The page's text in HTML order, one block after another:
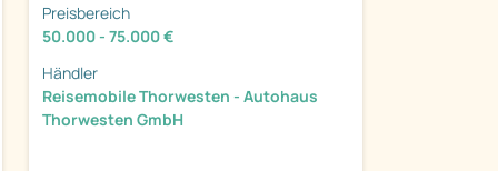
Preisbereich
50.000 - 75.000 €
Händler
Reisemobile Thorwesten - Autohaus
Thorwesten GmbH